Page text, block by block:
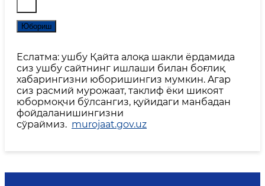
Юбориш
Еслатма: ушбу Қайта алоқа шакли ёрдамида
сиз ушбу сайтнинг ишлаши билан боғлиқ
хабарингизни юборишингиз мумкин. Aгар
сиз расмий мурожаат, таклиф ёки шикоят
юбормоқчи бўлсангиз, қуйидаги манбадан
фойдаланишингизни
сўраймиз. murojaat.gov.uz